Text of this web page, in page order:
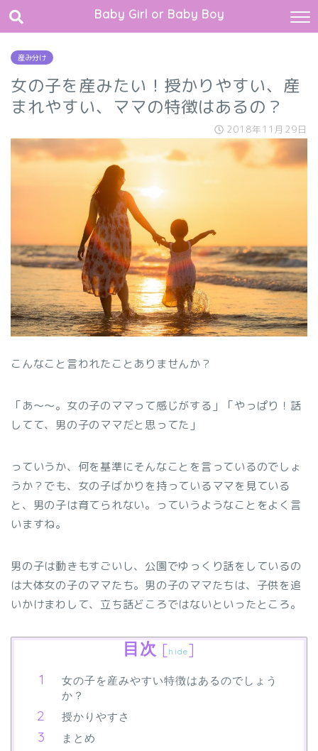
Baby Girl or Baby Boy
産み分け
女の子を産みたい！授かりやすい、産
まれやすい、ママの特徴はあるの？
2018年11月29日
こんなこと言われたことありませんか？
「あ～～。女の子のママって感じがする」「やっぱり！話
してて、男の子のママだと思ってた」
っていうか、何を基準にそんなことを言っているのでしょ
うか？でも、女の子ばかりを持っているママを見ている
と、男の子は育てられない。っていうようなことをよく言
いますね。
男の子は動きもすごいし、公園でゆっくり話をしているの
は大体女の子のママたち。男の子のママたちは、子供を追
いかけまわして、立ち話どころではないといったところ。
目次 [hide]
女の子を産みやすい特徴はあるのでしょう
か？
授かりやすさ
まとめ